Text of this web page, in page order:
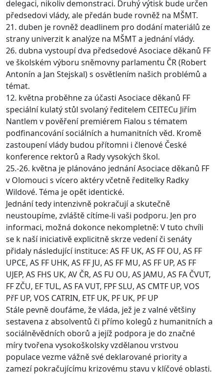
delegaci, nikoliv demonstraci. Druhý výtisk bude určen
předsedovi vlády, ale předán bude rovněž na MŠMT.
21. duben je rovněž deadlinem pro dodání materiálů ze
strany univerzit k analýze na MŠMT a jednání vlády.
26. dubna vystoupí dva předsedové Asociace děkanů FF
ve školském výboru sněmovny parlamentu ČR (Robert
Antonín a Jan Stejskal) s osvětlením našich problémů a
témat.
12. května proběhne za účasti Asociace děkanů FF
speciální kulatý stůl svolaný ředitelem CEITECu Jiřím
Nantlem v pověření premiérem Fialou s tématem
podfinancování sociálních a humanitních věd. Kromě
zastoupení vlády budou přítomni i členové České
konference rektorů a Rady vysokých škol.
25.-26. května je plánováno jednání Asociace děkanů FF
v Olomouci s vícero aktéry včetně ředitelky Radky
Wildové. Téma je opět identické.
Jednání tedy intenzivně pokračují a skutečně
neustoupíme, zvláště cítíme-li vaši podporu. Jen pro
informaci, možná dokonce nekompletně: V tuto chvíli
se k naší iniciativě explicitně skrze vedení či senáty
přidaly následující instituce: AS FF UK, AS FF OU, AS FF
UPCE, AS FF UHK, AS FF JU, AS FF MU, AS FF UP, AS FF
UJEP, AS FHS UK, AV ČR, AS FU OU, AS JAMU, AS FA ČVUT,
FF ZČU, EF TUL, AS FA VUT, FPF SLU, AS CMTF UP, VOS
PřF UP, VOS CATRIN, ETF UK, PF UK, PF UP
Stále pevně doufáme, že vláda, jež je z valné většiny
sestavena z absolventů či přímo kolegů z humanitních a
sociálněvědních oborů a jejíž podpora je do značné
míry tvořena vysokoškolsky vzdělanou vrstvou
populace vezme vážně své deklarované priority a
zamezí pokračujícímu krizovému stavu v klíčové oblasti.